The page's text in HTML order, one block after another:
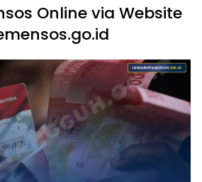
Online via Website